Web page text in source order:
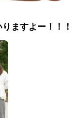
ますよー！！！